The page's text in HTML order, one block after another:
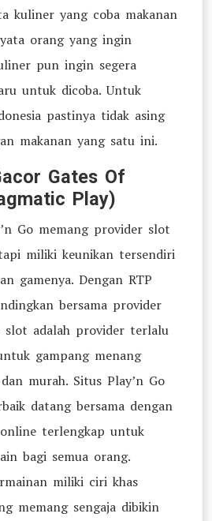
kuliner yang coba makanan
orang yang ingin
pun ingin segera
untuk dicoba. Untuk
pastinya tidak asing
makanan yang satu ini.
Gates Of
Play)
Go memang provider slot
miliki keunikan tersendiri
gamenya. Dengan RTP
bersama provider
slot adalah provider terlalu
gampang menang
murah. Situs Play’n Go
datang bersama dengan
terlengkap untuk
bagi semua orang.
miliki ciri khas
memang sengaja dibikin